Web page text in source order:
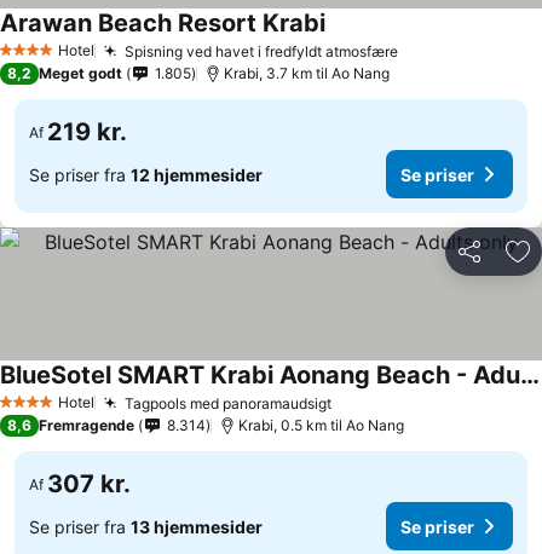
4 StjernerHotel Spisning ved havet i fredfyldt atmosfære
Arawan Beach Resort Krabi
8,2 Meget godt 1.805 Krabi, 3.7 km til Ao Nang
Af 219 kr.
Se priser fra 12 hjemmesider Se priser
Del
4 StjernerHotel Tagpools med panoramaudsigt
BlueSotel SMART Krabi Aonang Beach - Adults only
8,6 Fremragende 8.314 Krabi, 0.5 km til Ao Nang
Af 307 kr.
Se priser fra 13 hjemmesider Se priser